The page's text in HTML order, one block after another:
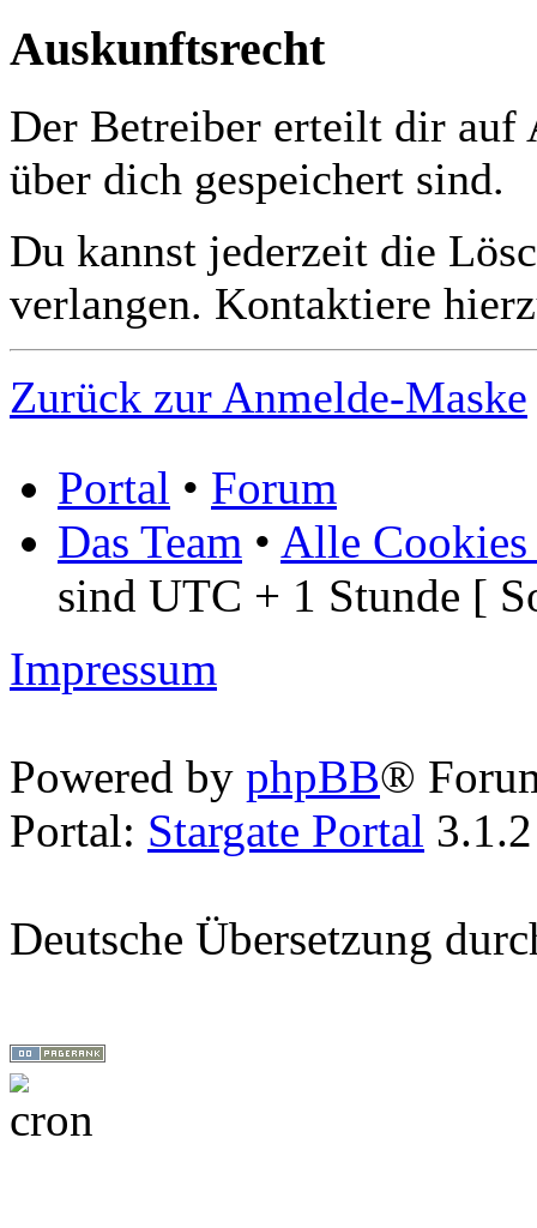
Auskunftsrecht
Der Betreiber erteilt dir auf
über dich gespeichert sind.
Du kannst jederzeit die
verlangen. Kontaktiere
Zurück zur Anmelde-Maske
Portal • Forum
Das Team • Alle Cookies
sind UTC + 1 Stunde [
Impressum
Powered by phpBB®
Portal: Stargate Portal
Deutsche Übersetzung